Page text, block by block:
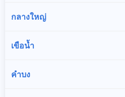
กลางใหญ่
เขือน้ำ
คำบง